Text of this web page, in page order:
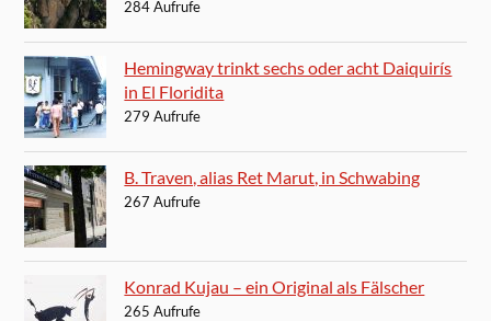
284 Aufrufe
Hemingway trinkt sechs oder acht Daiquirís
in El Floridita
279 Aufrufe
B. Traven, alias Ret Marut, in Schwabing
267 Aufrufe
Konrad Kujau – ein Original als Fälscher
265 Aufrufe